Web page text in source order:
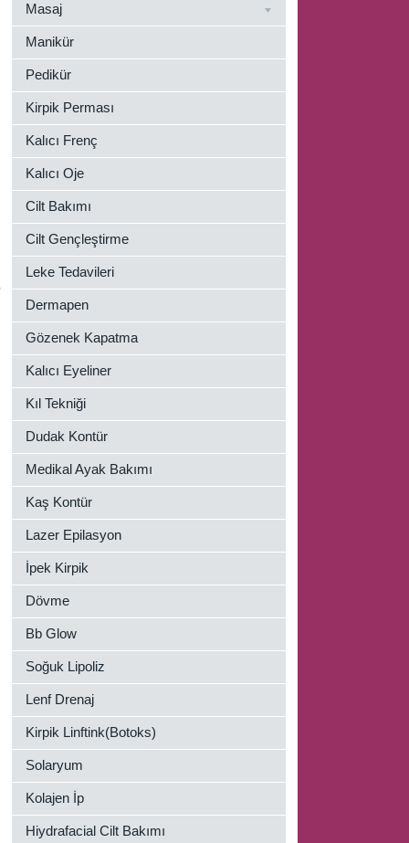
Masaj
Manikür
Pedikür
Kirpik Perması
Kalıcı Frenç
Kalıcı Oje
Cilt Bakımı
Cilt Gençleştirme
Leke Tedavileri
Dermapen
Gözenek Kapatma
Kalıcı Eyeliner
Kıl Tekniği
Dudak Kontür
Medikal Ayak Bakımı
Kaş Kontür
Lazer Epilasyon
İpek Kirpik
Dövme
Bb Glow
Soğuk Lipoliz
Lenf Drenaj
Kirpik Linftink(Botoks)
Solaryum
Kolajen İp
Hiydrafacial Cilt Bakımı